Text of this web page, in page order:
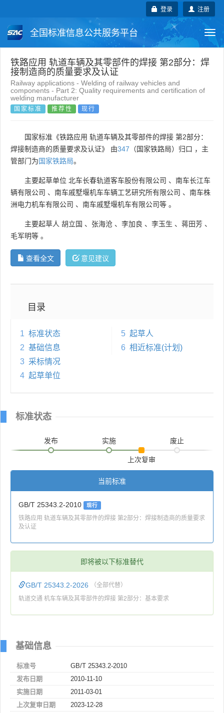
注册
登录
全国标准信息公共服务平台
国家标准 行业标准 地方标准
团体标准 企业标准 国际标准
国外标准 技术委员会
铁路应用 轨道车辆及其零部件的焊接 第2部分：焊
接制造商的质量要求及认证
Railway applications - Welding of railway vehicles and
components - Part 2: Quality requirements and certification of
welding manufacturer
国家标准 推荐性 现行
国家标准《铁路应用 轨道车辆及其零部件的焊接 第2部分：
焊接制造商的质量要求及认证》 由347 （国家铁路局）归口 ，主
管部门为国家铁路局。
主要起草单位 北车长春轨道客车股份有限公司 、 南车长江车
辆有限公司 、 南车戚墅堰机车车辆工艺研究所有限公司 、 南车株
洲电力机车有限公司 、 南车戚墅堰机车有限公司等 。
主要起草人 胡立国 、 张海沧 、 李加良 、 李玉生 、 蒋田芳 、
毛军明等 。
查看全文 意见建议
目录
1 标准状态
2 基础信息
3 采标情况
4 起草单位
5 起草人
6 相近标准(计划)
标准状态
发布 实施
上次复审
废止
当前标准
GB/T 25343.2-2010 现行
铁路应用 轨道车辆及其零部件的焊接 第2部分：焊接制造商的质量要求
及认证
即将被以下标准替代
GB/T 25343.2-2026 （全部代替）
轨道交通 机车车辆及其零部件的焊接 第2部分：基本要求
基础信息
标准号
GB/T 25343.2-2010
发布日期
2010-11-10
实施日期
2011-03-01
上次复审日期
2023-12-28